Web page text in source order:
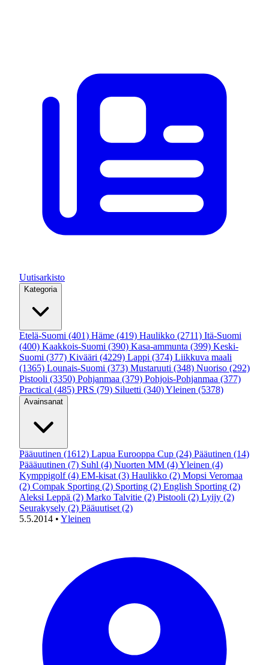
Uutisarkisto
Kategoria
Etelä-Suomi (401) Häme (419) Haulikko (2711) Itä-Suomi
(400) Kaakkois-Suomi (390) Kasa-ammunta (399) Keski-
Suomi (377) Kivääri (4229) Lappi (374) Liikkuva maali
(1365) Lounais-Suomi (373) Mustaruuti (348) Nuoriso (292)
Pistooli (3350) Pohjanmaa (379) Pohjois-Pohjanmaa (377)
Practical (485) PRS (79) Siluetti (340)Yleinen (5378)
Avainsanat
Pääuutinen (1612) Lapua Eurooppa Cup (24) Pääutinen (14)
Päääuutinen (7) Suhl (4) Nuorten MM (4)Yleinen (4)
Kymppigolf (4) EM-kisat (3) Haulikko (2) Mopsi Veromaa
(2) Compak Sporting (2) Sporting (2) English Sporting (2)
Aleksi Leppä (2) Marko Talvitie (2) Pistooli (2) Lyijy (2)
Seurakysely (2) Pääuutiset (2)
5.5.2014 • Yleinen